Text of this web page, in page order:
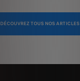
DÉCOUVREZ TOUS NOS ARTICLES